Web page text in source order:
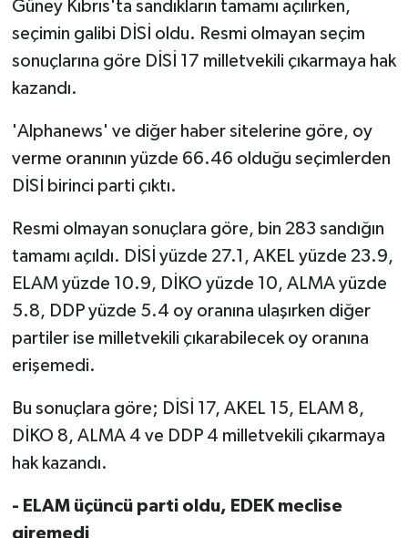
Güney Kıbrıs'ta sandıkların tamamı açılırken,
seçimin galibi DİSİ oldu. Resmi olmayan seçim
sonuçlarına göre DİSİ 17 milletvekili çıkarmaya hak
kazandı.
'Alphanews' ve diğer haber sitelerine göre, oy
verme oranının yüzde 66.46 olduğu seçimlerden
DİSİ birinci parti çıktı.
Resmi olmayan sonuçlara göre, bin 283 sandığın
tamamı açıldı. DİSİ yüzde 27.1, AKEL yüzde 23.9,
ELAM yüzde 10.9, DİKO yüzde 10, ALMA yüzde
5.8, DDP yüzde 5.4 oy oranına ulaşırken diğer
partiler ise milletvekili çıkarabilecek oy oranına
erişemedi.
Bu sonuçlara göre; DİSİ 17, AKEL 15, ELAM 8,
DİKO 8, ALMA 4 ve DDP 4 milletvekili çıkarmaya
hak kazandı.
- ELAM üçüncü parti oldu, EDEK meclise
giremedi
MAGAZİN
Nöbetçi Eczaneler
ÖZEL HABER
SAĞLIK
SİYASET
SPOR
TATLISU
TEKNOLOJİ
TİCARET
YAŞAM